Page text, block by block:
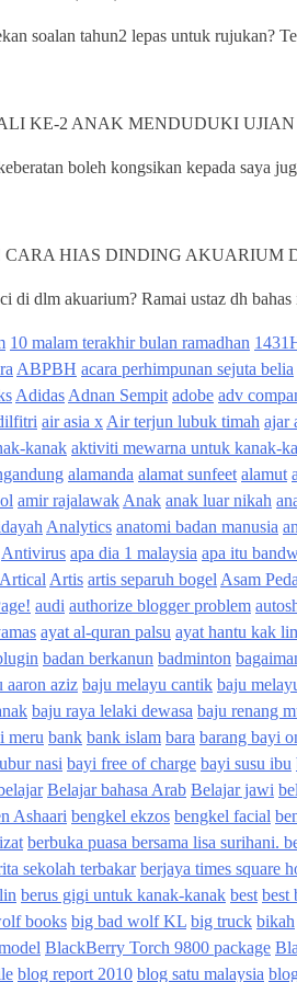
soalan tahun2 lepas untuk rujukan?
KE-2 ANAK MENDUDUKI
boleh kongsikan kepada saya
HIAS DINDING AKUARIUM
di dlm akuarium? Ramai ustaz dh
10 malam terakhir bulan ramadhan
ABPBH acara perhimpunan sejuta belia
Adidas Adnan Sempit adobe adv
air asia x Air terjun lubuk timah ajar
kanak aktiviti mewarna untuk kanak-
alamanda alamat sunfeet alamut
amir rajalawak Anak anak luar nikah
Analytics anatomi badan manusia
Antivirus apa dia 1 malaysia apa itu
Artical Artis artis separuh bogel Asam
audi authorize blogger problem
ayat al-quran palsu ayat hantu kak
badan berkanun badminton
aaron aziz baju melayu cantik baju
baju raya lelaki dewasa baju renang
meru bank bank islam bara barang bayi
nasi bayi free of charge bayi susu ibu
Belajar bahasa Arab Belajar jawi
Ashaari bengkel ekzos bengkel facial
berbuka puasa bersama lisa surihani.
sekolah terbakar berjaya times square
berus gigi untuk kanak-kanak best best
books big bad wolf KL big truck bikah
BlackBerry Torch 9800 package
blog report 2010 blog satu malaysia